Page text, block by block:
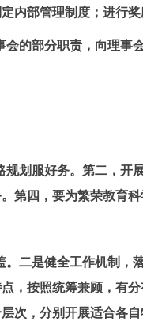
内部管理制度；进行
的部分职责，向理事
划服好务。第二，开
第四，要为繁荣教育科
二是健全工作机制，
，按照统筹兼顾，有
次，分别开展适合各自